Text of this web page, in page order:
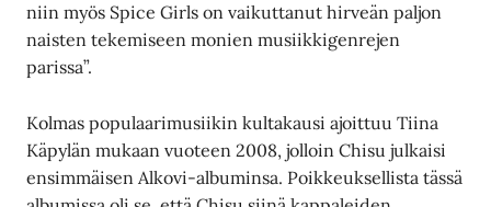
niin myös Spice Girls on vaikuttanut hirveän paljon
naisten tekemiseen monien musiikkigenrejen
parissa”.
Kolmas populaarimusiikin kultakausi ajoittuu Tiina
Käpylän mukaan vuoteen 2008, jolloin Chisu julkaisi
ensimmäisen Alkovi-albuminsa. Poikkeuksellista tässä